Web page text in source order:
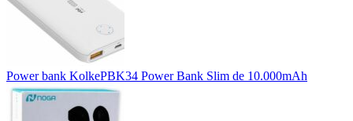
Power bank KolkePBK34 Power Bank Slim de 10.000mAh